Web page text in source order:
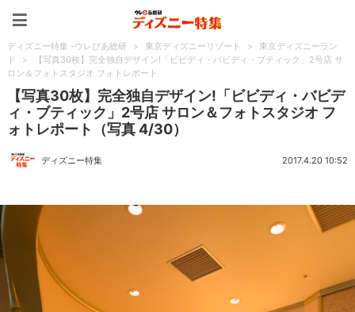
ディズニー特集 -ウレぴあ総研 > 東京ディズニーリゾート >
東京ディズニーラン
ド
>
【写真30枚】完全独自デザイン!「ビビディ・バビディ・ブティック」2号店 サ
ロン＆フォトスタジオ フォトレポート
【写真30枚】完全独自デザイン!「ビビディ・バビデ
ィ・ブティック」2号店 サロン＆フォトスタジオ フ
ォトレポート（写真 4/30）
ディズニー特集 2017.4.20 10:52